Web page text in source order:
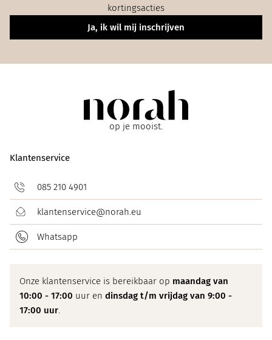
kortingsacties
Ja, ik wil mij inschrijven
op je mooist.
Klantenservice
085 210 4901
klantenservice@norah.eu
Whatsapp
Onze klantenservice is bereikbaar op maandag van
10:00 - 17:00 uur en dinsdag t/m vrijdag van 9:00 -
17:00 uur.